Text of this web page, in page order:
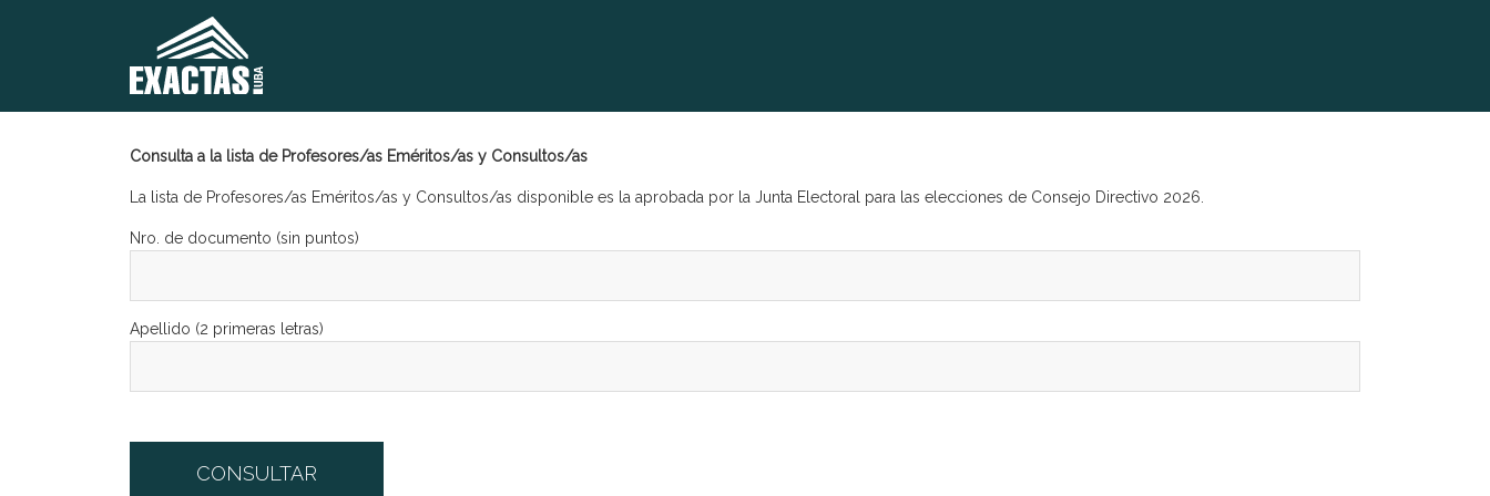
Consulta a la lista de Profesores/as Eméritos/as y Consultos/as
La lista de Profesores/as Eméritos/as y Consultos/as disponible es la aprobada por la Junta Electoral para las elecciones de Consejo Directivo 2026.
Nro. de documento (sin puntos)
Apellido (2 primeras letras)